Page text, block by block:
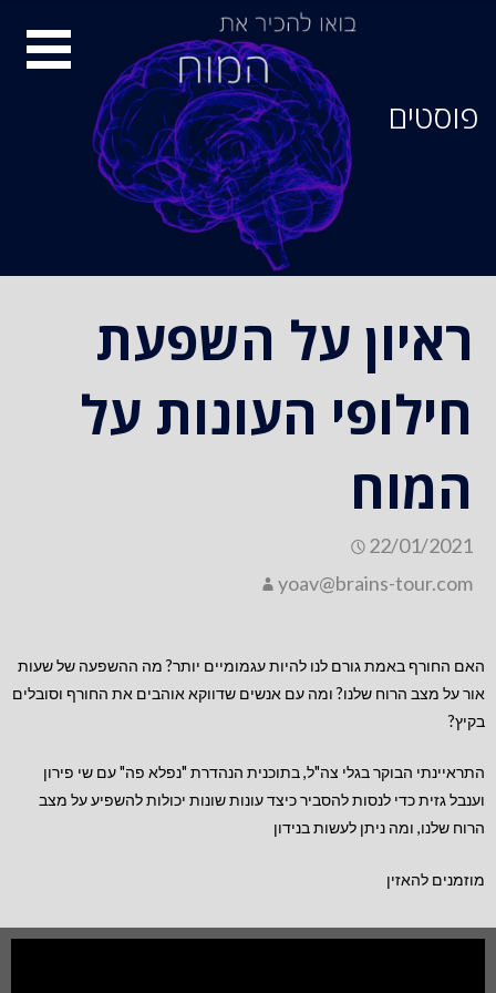
פוסטים
ראיון על השפעת
חילופי העונות על
המוח
22/01/2021
yoav@brains-tour.com
האם החורף באמת גורם לנו להיות עגמומיים יותר? מה ההשפעה של שעות
אור על מצב הרוח שלנו? ומה עם אנשים שדווקא אוהבים את החורף וסובלים
בקיץ?
התראיינתי הבוקר בגלי צה"ל, בתוכנית הנהדרת "נפלא פה" עם שי פירון
וענבל גזית כדי לנסות להסביר כיצד עונות שונות יכולות להשפיע על מצב
הרוח שלנו, ומה ניתן לעשות בנידון
מוזמנים להאזין